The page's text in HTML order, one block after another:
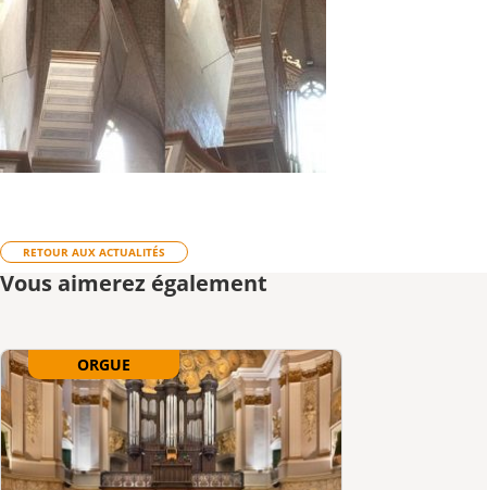
RETOUR AUX ACTUALITÉS
Vous aimerez également
ORGUE